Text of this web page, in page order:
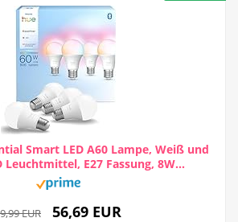
Smart LED A60 Lampe, Weiß und
Leuchtmittel, E27 Fassung, 8W...
EUR 56,69 EUR